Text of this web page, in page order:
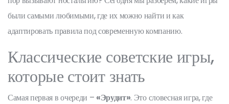
были самыми любимыми, где их можно найти и как
адаптировать правила под современную компанию.
Классические советские игры,
которые стоит знать
Самая первая в очереди – «Эрудит». Это словесная игра, где